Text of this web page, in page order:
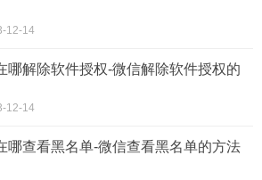
12-14
哪解除软件授权-微信解除软件授权的
12-14
哪查看黑名单-微信查看黑名单的方法